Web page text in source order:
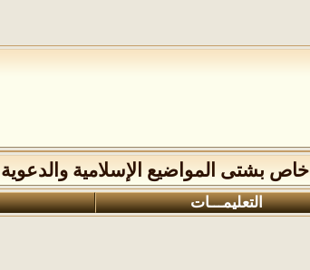
خاص بشتى المواضيع الإسلامية والدعوية
التعليمـــات